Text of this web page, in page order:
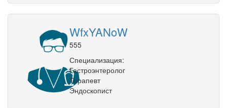
WfxYANoW
555
Специализация:
Гастроэнтеролог
Терапевт
Эндоскопист